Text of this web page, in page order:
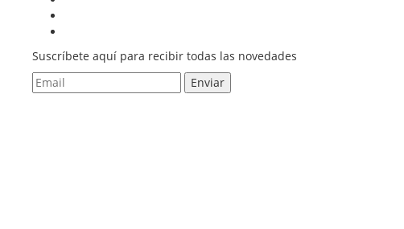
Suscríbete aquí para recibir todas las novedades